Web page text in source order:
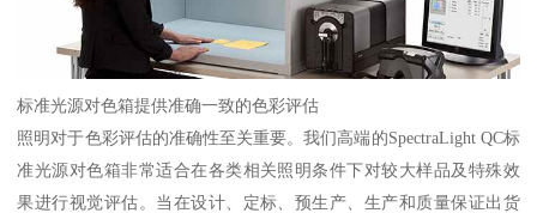
标准光源对色箱提供准确一致的色彩评估
照明对于色彩评估的准确性至关重要。我们高端的SpectraLight QC标
准光源对色箱非常适合在各类相关照明条件下对较大样品及特殊效
果进行视觉评估。当在设计、定标、预生产、生产和质量保证出货